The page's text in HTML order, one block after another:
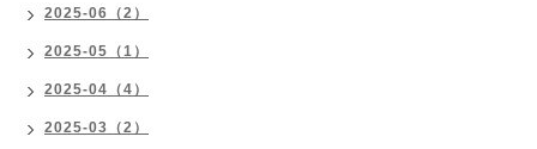
2025-06（2）
2025-05（1）
2025-04（4）
2025-03（2）